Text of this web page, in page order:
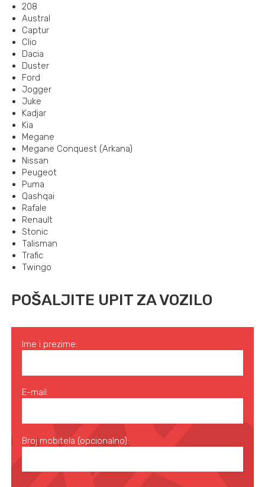
208
Austral
Captur
Clio
Dacia
Duster
Ford
Jogger
Juke
Kadjar
Kia
Megane
Megane Conquest (Arkana)
Nissan
Peugeot
Puma
Qashqai
Rafale
Renault
Stonic
Talisman
Trafic
Twingo
POŠALJITE UPIT ZA VOZILO
Ime i prezime:
E-mail:
Broj mobitela (opcionalno):